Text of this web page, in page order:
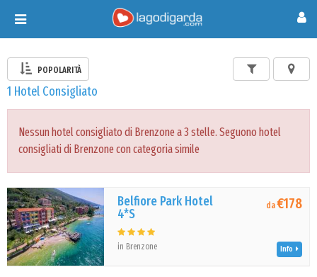
Toggle
navigation
POPOLARITÀ
1 Hotel Consigliato
Nessun hotel consigliato di Brenzone a 3 stelle. Seguono hotel
consigliati di Brenzone con categoria simile
Belfiore Park Hotel
4*S
in Brenzone
da€178
Info